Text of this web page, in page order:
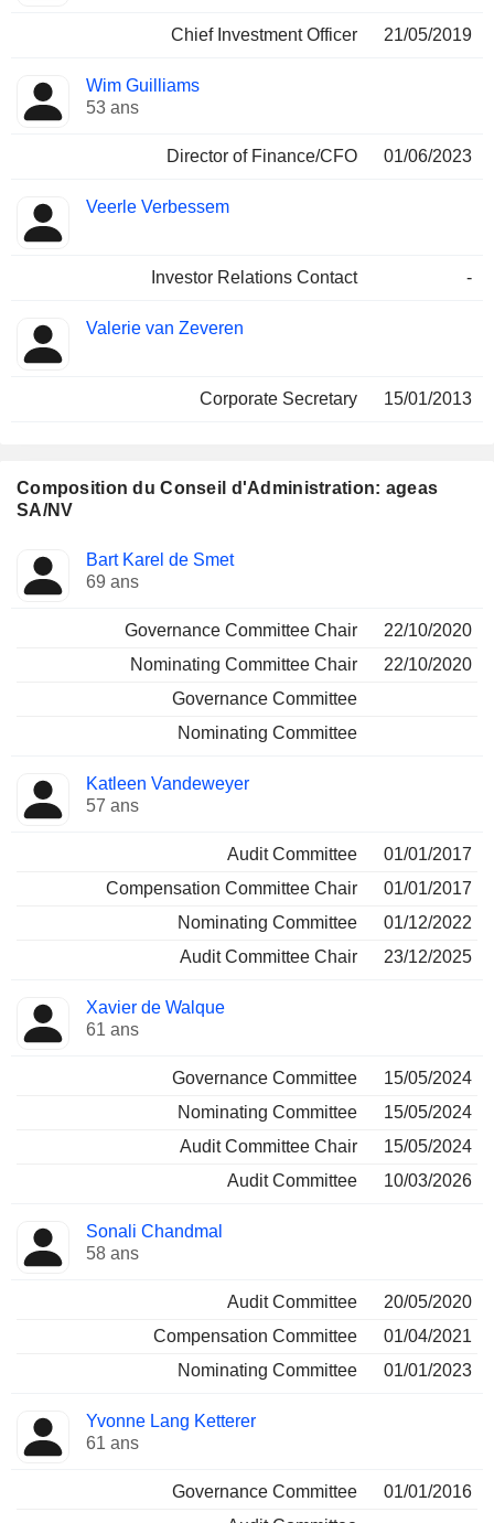
Chief Investment Officer 21/05/2019
Wim Guilliams
53 ans
Director of Finance/CFO 01/06/2023
Veerle Verbessem
Investor Relations Contact -
Valerie van Zeveren
Corporate Secretary 15/01/2013
Composition du Conseil d'Administration: ageas
SA/NV
Administrateur Comités
Bart Karel de Smet
69 ans
Governance Committee Chair
22/10/2020
Nominating Committee Chair
22/10/2020
Governance Committee
Nominating Committee
Katleen Vandeweyer
57 ans
Audit Committee
01/01/2017
Compensation Committee Chair
01/01/2017
Nominating Committee
01/12/2022
Audit Committee Chair
23/12/2025
Xavier de Walque
61 ans
Governance Committee
15/05/2024
Nominating Committee
15/05/2024
Audit Committee Chair
15/05/2024
Audit Committee
10/03/2026
Sonali Chandmal
58 ans
Audit Committee
20/05/2020
Compensation Committee
01/04/2021
Nominating Committee
01/01/2023
Yvonne Lang Ketterer
61 ans
Governance Committee
01/01/2016